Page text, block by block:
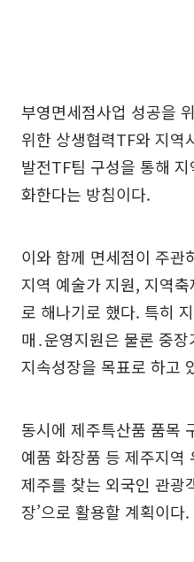
부영면세점사업 성공을
위한 상생협력TF와 지역
발전TF팀 구성을 통해
화한다는 방침이다.
이와 함께 면세점이 주관
지역 예술가 지원, 지역
로 해나기로 했다. 특히
매․운영지원은 물론 중
지속성장을 목표로 하고
동시에 제주특산품 품목
예품 화장품 등 제주지역
제주를 찾는 외국인 관광
장’으로 활용할 계획이다.